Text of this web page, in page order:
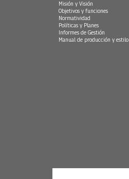
Misión y Visión
Objetivos y funciones
Normatividad
Políticas y Planes
Informes de Gestión
Manual de producción y estilo